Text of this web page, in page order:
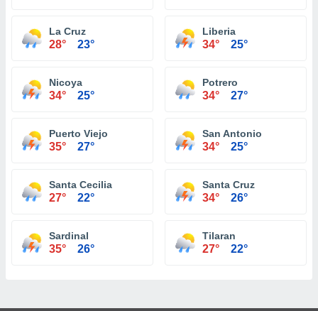
La Cruz
28° 23°
Liberia
34° 25°
Nicoya
34° 25°
Potrero
34° 27°
Puerto Viejo
35° 27°
San Antonio
34° 25°
Santa Cecilia
27° 22°
Santa Cruz
34° 26°
Sardinal
35° 26°
Tilaran
27° 22°